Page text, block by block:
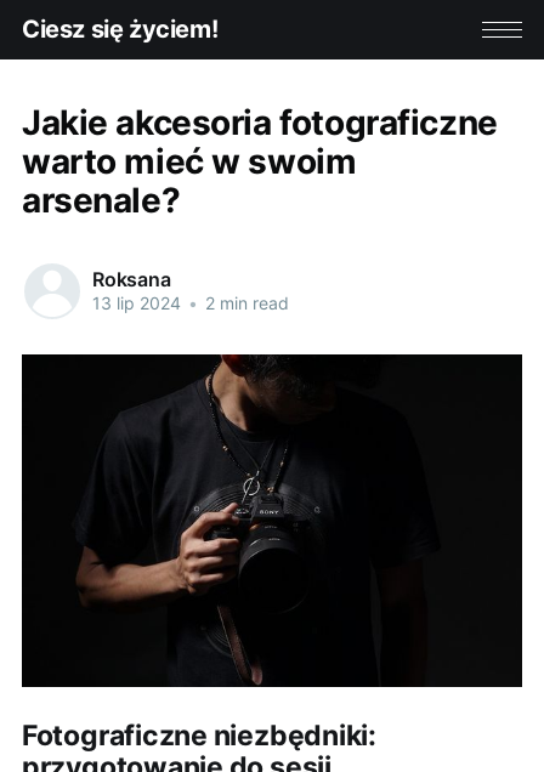
Ciesz się życiem!
Jakie akcesoria fotograficzne
warto mieć w swoim
arsenale?
Roksana
13 lip 2024 • 2 min read
Fotograficzne niezbędniki: